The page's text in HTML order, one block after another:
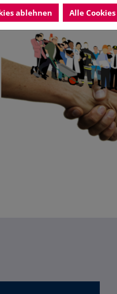
ablehnen Alle